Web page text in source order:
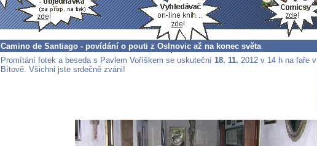
Camino de Santiago - povídání o pouti z Oslnovic až na konec světa
Promítání fotek a beseda s Pavlem Voříškem se uskuteční 18. 11. 2012 v 14 h na faře v
Bítově. Všichni jste srdečně zváni!